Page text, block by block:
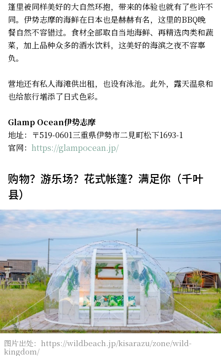
篷里被同样美好的大自然环抱，带来的体验也就有了些许不
同。伊势志摩的海鲜在日本也是赫赫有名，这里的BBQ晚
餐自然不容错过。食材全部取自当地海鲜、再精选肉类和蔬
菜，加上品种众多的酒水饮料，这美好的海滨之夜不容辜
负。
营地还有私人海滩供出租，也设有泳池。此外，露天温泉和
也给旅行增添了日式色彩。
Glamp Ocean伊势志摩
地址：〒519-0601三重県伊勢市二見町松下1693-1
官网： https://glampocean.jp/
购物？游乐场？花式帐篷？满足你（千叶
县）
图片出处：https://wildbeach.jp/kisarazu/zone/wild-
kingdom/